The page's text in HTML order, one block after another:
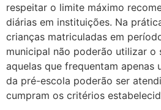
respeitar o limite máximo
diárias em instituições. Na
crianças matriculadas em
municipal não poderão utilizar o
aquelas que frequentam apenas
da pré-escola poderão ser
cumpram os critérios